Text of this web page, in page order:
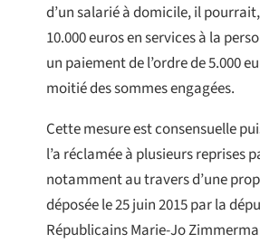
d’un salarié à domicile, il pourrait,
10.000 euros en services à la
un paiement de l’ordre de 5.000
moitié des sommes engagées.
Cette mesure est consensuelle
l’a réclamée à plusieurs reprises
notamment au travers d’une
déposée le 25 juin 2015 par la
Républicains Marie-Jo